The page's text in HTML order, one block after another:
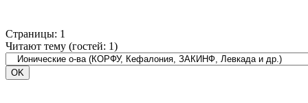
Страницы: 1
Читают тему (гостей: 1)